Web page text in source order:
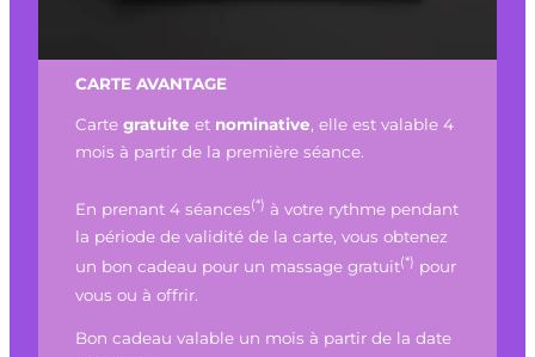
CARTE AVANTAGE
Carte gratuite et nominative, elle est valable 4
mois à partir de la première séance.
En prenant 4 séances(*) à votre rythme pendant
la période de validité de la carte, vous obtenez
un bon cadeau pour un massage gratuit(*) pour
vous ou à offrir.
Bon cadeau valable un mois à partir de la date